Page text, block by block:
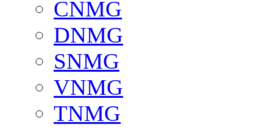
CNMG
DNMG
SNMG
VNMG
TNMG